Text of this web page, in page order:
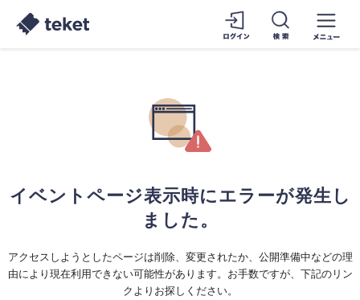
イベントページ表示時にエラーが発生し
ました。
アクセスしようとしたページは削除、変更されたか、公開準備中などの理
由により現在利用できない可能性があります。お手数ですが、下記のリン
クよりお探しください。